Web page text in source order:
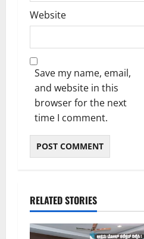
Website
Save my name, email,
and website in this
browser for the next
time I comment.
RELATED STORIES